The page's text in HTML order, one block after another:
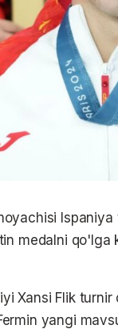
medalni
Xansi Flik
yangi